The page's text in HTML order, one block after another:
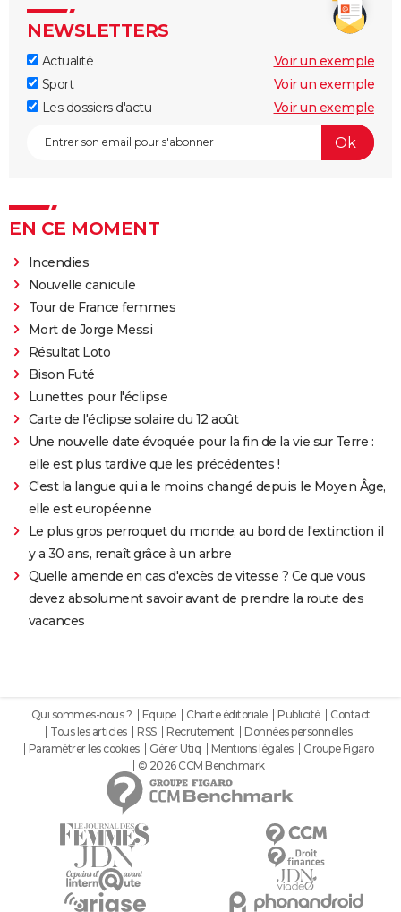
NEWSLETTERS
Actualité
Voir un exemple
Sport
Voir un exemple
Les dossiers d'actu
Voir un exemple
EN CE MOMENT
Incendies
Nouvelle canicule
Tour de France femmes
Mort de Jorge Messi
Résultat Loto
Bison Futé
Lunettes pour l'éclipse
Carte de l'éclipse solaire du 12 août
Une nouvelle date évoquée pour la fin de la vie sur Terre :
elle est plus tardive que les précédentes !
C'est la langue qui a le moins changé depuis le Moyen Âge,
elle est européenne
Le plus gros perroquet du monde, au bord de l'extinction il
y a 30 ans, renaît grâce à un arbre
Quelle amende en cas d'excès de vitesse ? Ce que vous
devez absolument savoir avant de prendre la route des
vacances
Qui sommes-nous ? Equipe Charte éditoriale Publicité
Contact
Tous les articles
RSS Recrutement
Données personnelles
Paramétrer les cookies
Gérer Utiq Mentions légales
Groupe Figaro
© 2026 CCM Benchmark